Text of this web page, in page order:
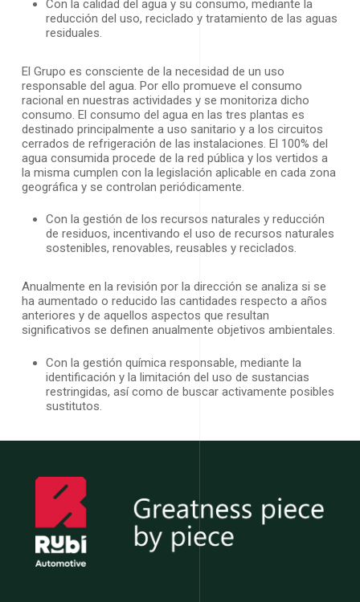
Con la calidad del agua y su consumo, mediante la
reducción del uso, reciclado y tratamiento de las aguas
residuales.
El Grupo es consciente de la necesidad de un uso
responsable del agua. Por ello promueve el consumo
racional en nuestras actividades y se monitoriza dicho
consumo. El consumo del agua en las tres plantas es
destinado principalmente a uso sanitario y a los circuitos
cerrados de refrigeración de las instalaciones. El 100% del
agua consumida procede de la red pública y los vertidos a
la misma cumplen con la legislación aplicable en cada zona
geográfica y se controlan periódicamente.
Con la gestión de los recursos naturales y reducción
de residuos, incentivando el uso de recursos naturales
sostenibles, renovables, reusables y reciclados.
Anualmente en la revisión por la dirección se analiza si se
ha aumentado o reducido las cantidades respecto a años
anteriores y de aquellos aspectos que resultan
significativos se definen anualmente objetivos ambientales.
Con la gestión química responsable, mediante la
identificación y la limitación del uso de sustancias
restringidas, así como de buscar activamente posibles
sustitutos.